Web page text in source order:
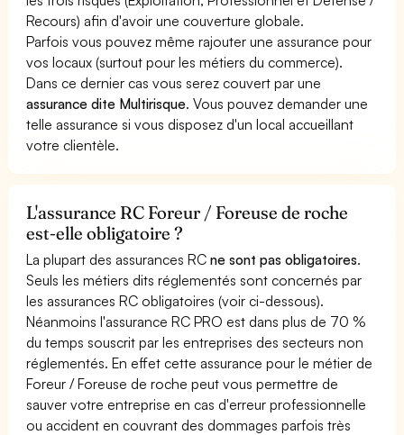
Recours) afin d'avoir une couverture globale.
Parfois vous pouvez même rajouter une assurance pour
vos locaux (surtout pour les métiers du commerce).
Dans ce dernier cas vous serez couvert par une
assurance dite Multirisque. Vous pouvez demander une
telle assurance si vous disposez d'un local accueillant
votre clientèle.
L'assurance RC Foreur / Foreuse de roche
est-elle obligatoire ?
La plupart des assurances RCne sont pas obligatoires.
Seuls les métiers dits réglementés sont concernés par
les assurances RC obligatoires (voir ci-dessous).
Néanmoins l'assurance RC PRO est dans plus de 70 %
du temps souscrit par les entreprises des secteurs non
réglementés. En effet cette assurance pour le métier de
Foreur / Foreuse de roche peut vous permettre de
sauver votre entreprise en cas d'erreur professionnelle
ou accident en couvrant des dommages parfois très